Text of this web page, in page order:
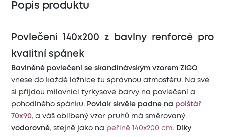
Popis produktu
Povlečení 140x200 z bavlny renforcé pro
kvalitní spánek
Bavlněné povlečení se skandinávským vzorem ZIGO
vnese do každé ložnice tu správnou atmosféru. Na své
si přijdou milovníci tyrkysové barvy na povlečení a
pohodlného spánku. Povlak skvěle padne na
polštář
70x90, a váš oblíbený vzor pruhů má směrovaný
vodorovně, stejně jako na peřině 140x200 cm. Díky